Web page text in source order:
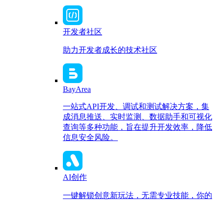
开发者社区
助力开发者成长的技术社区
BayArea
一站式API开发、调试和测试解决方案，集
成消息推送、实时监测、数据助手和可视化
查询等多种功能，旨在提升开发效率，降低
信息安全风险。
AI创作
一键解锁创意新玩法，无需专业技能，你的